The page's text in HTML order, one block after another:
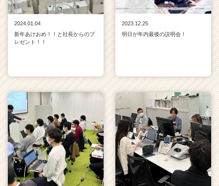
2024.01.04
新年あけおめ！！と社長からのプ
レゼント！！
2023.12.25
明日が年内最後の説明会！